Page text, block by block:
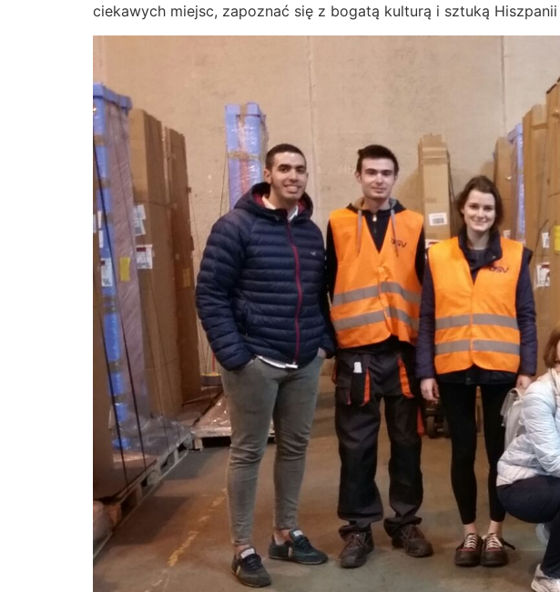
ciekawych miejsc, zapoznać się z bogatą kulturą i sztuką